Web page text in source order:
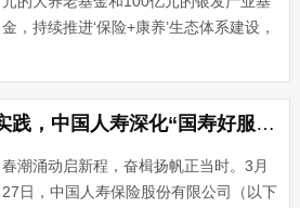
金，持续推进‘保险+康养’生态体系建设，
资，成为银发经济的重要参与者、供应
者。” 中国人寿保险股份有限公司（以下
简称“中国人···...
加速推进数字金融实践，中国人寿深化“国寿好服务”子品牌建设
春潮涌动启新程，奋楫扬帆正当时。3月
27日，中国人寿保险股份有限公司（以下